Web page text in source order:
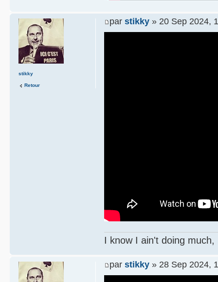
par stikky » 20 Sep 2024,
I know I ain't doing
stikky
Retour
par stikky » 28 Sep 2024,